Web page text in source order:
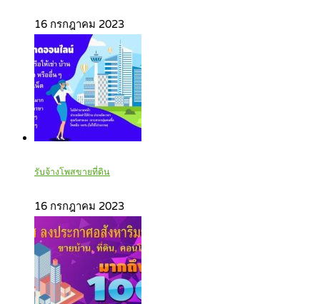
16 กรกฎาคม 2023
รับจ้างโพสขายที่ดิน
16 กรกฎาคม 2023